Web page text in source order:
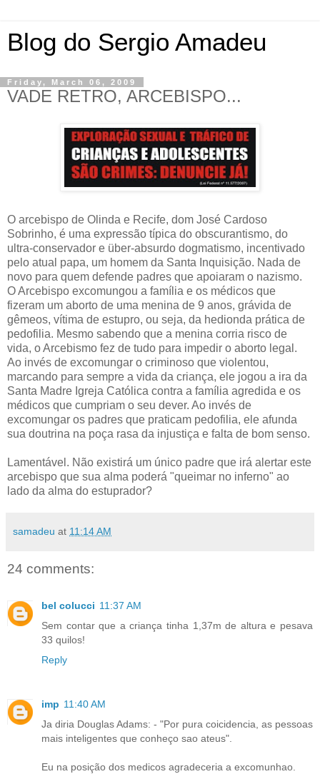
Blog do Sergio Amadeu
Friday, March 06, 2009
VADE RETRO, ARCEBISPO...
O arcebispo de Olinda e Recife, dom José Cardoso
Sobrinho, é uma expressão típica do obscurantismo, do
ultra-conservador e über-absurdo dogmatismo, incentivado
pelo atual papa, um homem da Santa Inquisição. Nada de
novo para quem defende padres que apoiaram o nazismo.
O Arcebispo excomungou a família e os médicos que
fizeram um aborto de uma menina de 9 anos, grávida de
gêmeos, vítima de estupro, ou seja, da hedionda prática de
pedofilia. Mesmo sabendo que a menina corria risco de
vida, o Arcebismo fez de tudo para impedir o aborto legal.
Ao invés de excomungar o criminoso que violentou,
marcando para sempre a vida da criança, ele jogou a ira da
Santa Madre Igreja Católica contra a família agredida e os
médicos que cumpriam o seu dever. Ao invés de
excomungar os padres que praticam pedofilia, ele afunda
sua doutrina na poça rasa da injustiça e falta de bom senso.
Lamentável. Não existirá um único padre que irá alertar este
arcebispo que sua alma poderá "queimar no inferno" ao
lado da alma do estuprador?
samadeu at 11:14 AM
24 comments:
bel colucci 11:37 AM
Sem contar que a criança tinha 1,37m de altura e pesava
33 quilos!
Reply
imp 11:40 AM
Ja diria Douglas Adams: - "Por pura coicidencia, as pessoas
mais inteligentes que conheço sao ateus".
Eu na posição dos medicos agradeceria a excomunhao.